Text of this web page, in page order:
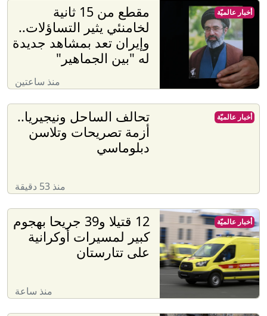
مقطع من 15 ثانية
لخامنئي يثير التساؤلات..
وإيران تعد بمشاهد جديدة
له "بين الجماهير"
منذ ساعتين
أخبار عالميّة
تحالف الساحل ونيجيريا..
أزمة تصريحات وتلاسن
دبلوماسي
منذ 53 دقيقة
أخبار عالميّة
12 قتيلا و39 جريحا بهجوم
كبير لمسيرات أوكرانية
على تتارستان
منذ ساعة
أخبار عالميّة